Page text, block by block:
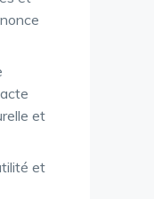
et
et